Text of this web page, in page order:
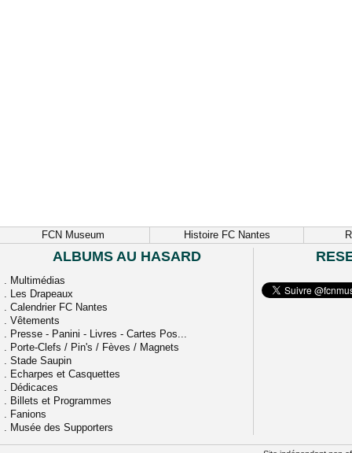
FCN Museum Histoire FC Nantes
ALBUMS AU HASARD
. Multimédias
. Les Drapeaux
. Calendrier FC Nantes
. Vêtements
. Presse - Panini - Livres - Cartes Pos...
. Porte-Clefs / Pin's / Fèves / Magnets
. Stade Saupin
. Echarpes et Casquettes
. Dédicaces
. Billets et Programmes
. Fanions
. Musée des Supporters